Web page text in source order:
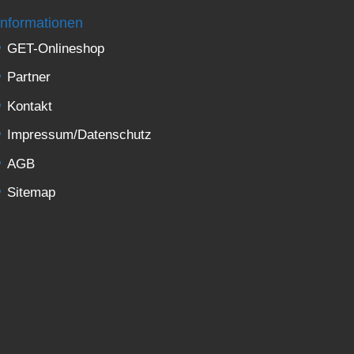
GET-Onlineshop
Partner
Kontakt
Impressum/Datenschutz
AGB
Sitemap